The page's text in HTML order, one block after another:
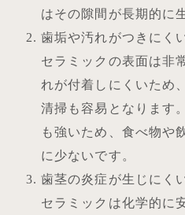
はその隙間が長期的に
歯垢や汚れがつきにく
セラミックの表面は非
れが付着しにくいため
清掃も容易となります
も強いため、食べ物や
に少ないです。
歯茎の炎症が生じにく
セラミックは化学的に